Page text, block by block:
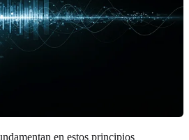
en estos principios